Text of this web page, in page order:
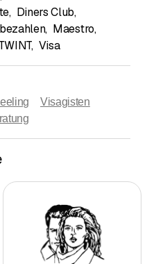
, Diners Club,
, Maestro,
, Visa
Visagisten